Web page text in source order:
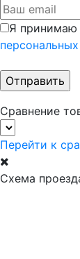
Я принимаю
Сравнение
Перейти к
Схема